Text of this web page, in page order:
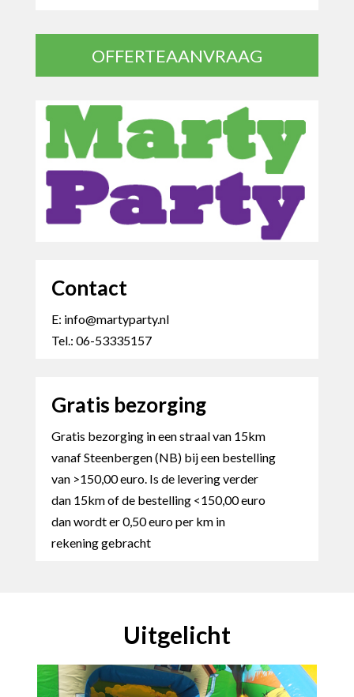
OFFERTEAANVRAAG
Contact
E: info@martyparty.nl
Tel.: 06-53335157
Gratis bezorging
Gratis bezorging in een straal van 15km
vanaf Steenbergen (NB) bij een bestelling
van >150,00 euro. Is de levering verder
dan 15km of de bestelling <150,00 euro
dan wordt er 0,50 euro per km in
rekening gebracht
Uitgelicht